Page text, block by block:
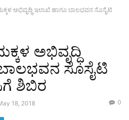
ಅಭಿವೃದ್ಧಿ ಇಲಾಖೆ ಹಾಗೂ ಬಾಲಭವನ ಸೊಸೈಟಿ
ಅಭಿವೃದ್ಧಿ
ಸೊಸೈಟಿ
ಶಿಬಿರ
18, 2018 0